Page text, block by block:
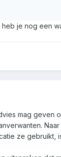
zijn, maar je
je nog een
mag
ze gebruikt,